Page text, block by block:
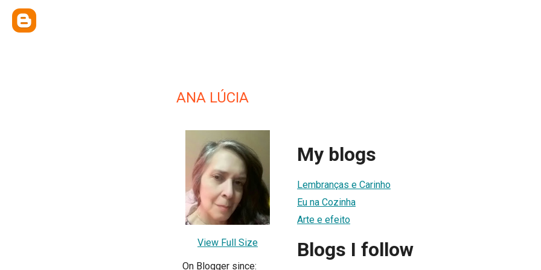
ANA LÚCIA
View Full Size
On Blogger since:
My blogs
Lembranças e Carinho
Eu na Cozinha
Arte e efeito
Blogs I follow